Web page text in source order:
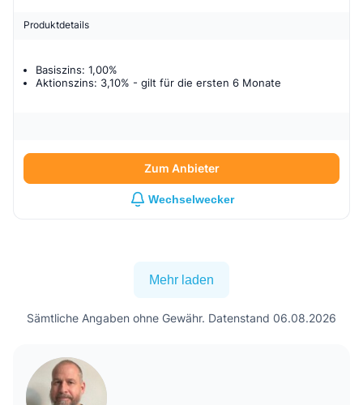
Produktdetails
Basiszins: 1,00%
Aktionszins: 3,10% - gilt für die ersten 6 Monate
Zum Anbieter
Wechselwecker
Mehr laden
Sämtliche Angaben ohne Gewähr. Datenstand 06.08.2026